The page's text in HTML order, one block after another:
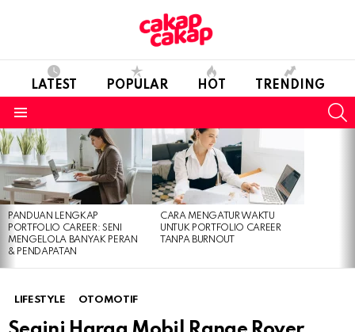
LATEST POPULAR HOT TRENDING
LATEST
STORIES
PANDUAN LENGKAP
PORTFOLIO CAREER: SENI
MENGELOLA BANYAK PERAN
& PENDAPATAN
CARA MENGATUR WAKTU
UNTUK PORTFOLIO CAREER
TANPA BURNOUT
LIFESTYLE OTOMOTIF